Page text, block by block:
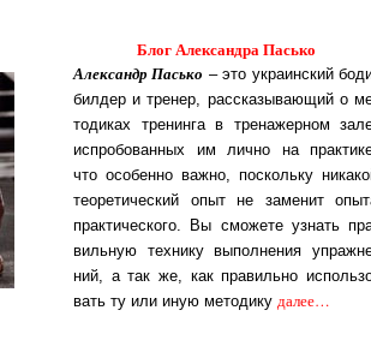
Блог Александра Пасько
Александр Пасько – это ук­ра­ин­с­кий
бил­дер и тре­нер, рас­ска­зы­ва­ю­щий о
то­ди­ках тре­нин­га в тре­на­жер­ном
ис­про­бо­ван­ных им лич­но на
что осо­бен­но важ­но, по­с­коль­ку
те­о­ре­ти­чес­кий опыт не за­ме­нит
прак­ти­чес­ко­го. Вы смо­же­те уз­нать
виль­ную тех­ни­ку вы­пол­не­ния
ний, а так же, как пра­виль­но
вать ту или иную ме­то­ди­ку далее…